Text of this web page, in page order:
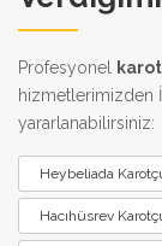
Profesyonel
hizmetlerimizden
yararlanabilirsiniz:
Heybeliada
Hacıhüsrev